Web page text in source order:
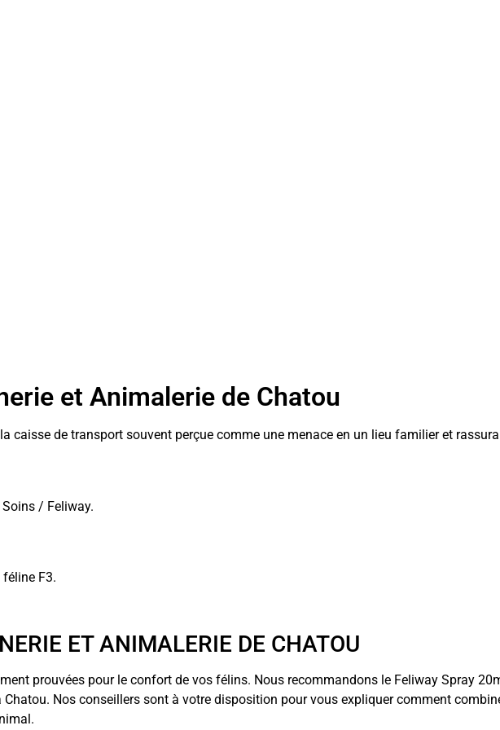
et Animalerie de Chatou
caisse de transport souvent perçue comme une menace en un lieu familier et
/ Feliway.
F3.
ET ANIMALERIE DE CHATOU
prouvées pour le confort de vos félins. Nous recommandons le Feliway Spray
Nos conseillers sont à votre disposition pour vous expliquer comment